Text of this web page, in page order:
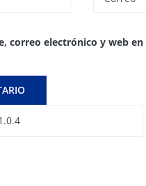
correo electrónico y web